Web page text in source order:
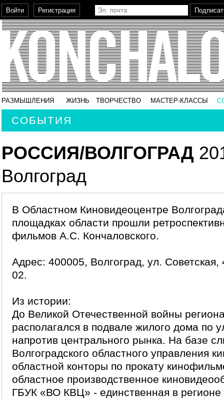
РАЗМЫШЛЕНИЯ ЖИЗНЬ ТВОРЧЕСТВО МАСТЕР-КЛАССЫ
СОБЫТИЯ
РОССИЯ/ВОЛГОГРАД
Волгоград
В Областном Киновидеоцентре
площадках области прошли
фильмов А.С. Кончаловского.
Адрес: 400005, Волгоград, ул.
02.
Из истории:
До Великой Отечественной войны
располагался в подвале жилого дома по
напротив центрального рынка. На базе
Волгоградского областного управления
областной конторы по прокату
областное производственное
ГБУК «ВО КВЦ» - единственная в регионе